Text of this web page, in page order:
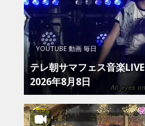
YOUTUBE 動画 毎日
テレ朝サマフェス音楽
2026年8月8日